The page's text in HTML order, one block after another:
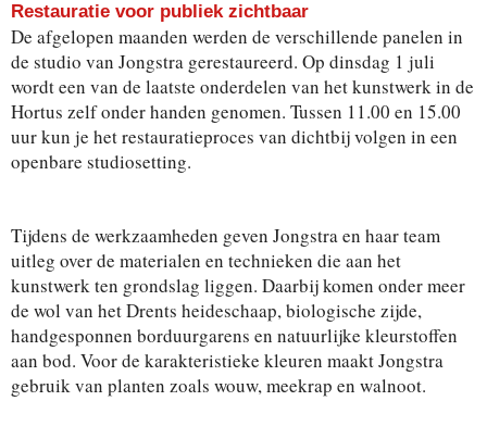
Restauratie voor publiek zichtbaar
De afgelopen maanden werden de verschillende panelen in
de studio van Jongstra gerestaureerd. Op dinsdag 1 juli
wordt een van de laatste onderdelen van het kunstwerk in de
Hortus zelf onder handen genomen. Tussen 11.00 en 15.00
uur kun je het restauratieproces van dichtbij volgen in een
openbare studiosetting.
Tijdens de werkzaamheden geven Jongstra en haar team
uitleg over de materialen en technieken die aan het
kunstwerk ten grondslag liggen. Daarbij komen onder meer
de wol van het Drents heideschaap, biologische zijde,
handgesponnen borduurgarens en natuurlijke kleurstoffen
aan bod. Voor de karakteristieke kleuren maakt Jongstra
gebruik van planten zoals wouw, meekrap en walnoot.